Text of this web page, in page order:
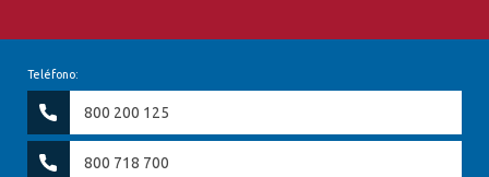
Teléfono:
800 200 125
800 718 700